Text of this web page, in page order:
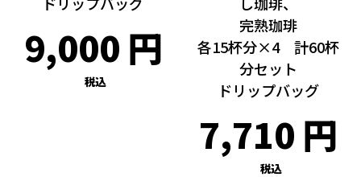
9,000
税込
完熟珈琲
各15杯分×4 計60杯
分セット
ドリップバッグ
7,710
税込